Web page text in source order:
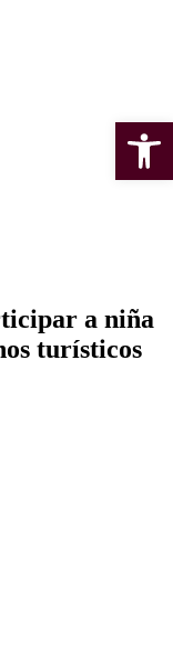
a niña
turísticos